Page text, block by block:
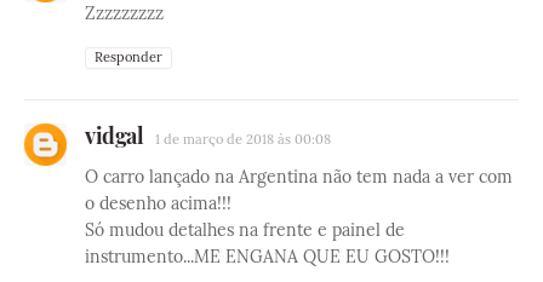
Zzzzzzzzz
Responder
vidgal 1 de março de 2018 às 00:08
O carro lançado na Argentina não tem nada a ver com
o desenho acima!!!
Só mudou detalhes na frente e painel de
instrumento...ME ENGANA QUE EU GOSTO!!!